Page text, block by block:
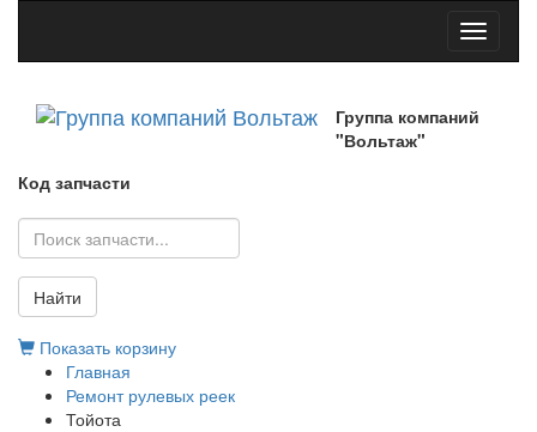
Toggle
Группа компаний
"Вольтаж"
Код запчасти
Найти
Показать корзину
Главная
Ремонт рулевых реек
Тойота